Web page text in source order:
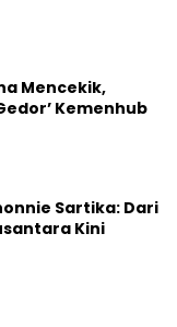
Mencekik,
Kemenhub
Sartika: Dari
Kini